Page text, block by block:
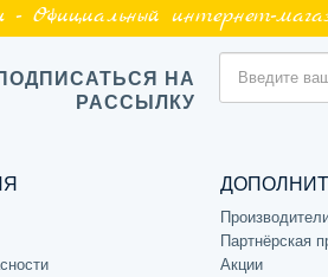
- Официальный интернет-
НА
РАССЫЛКУ
Партнёрская
Акции